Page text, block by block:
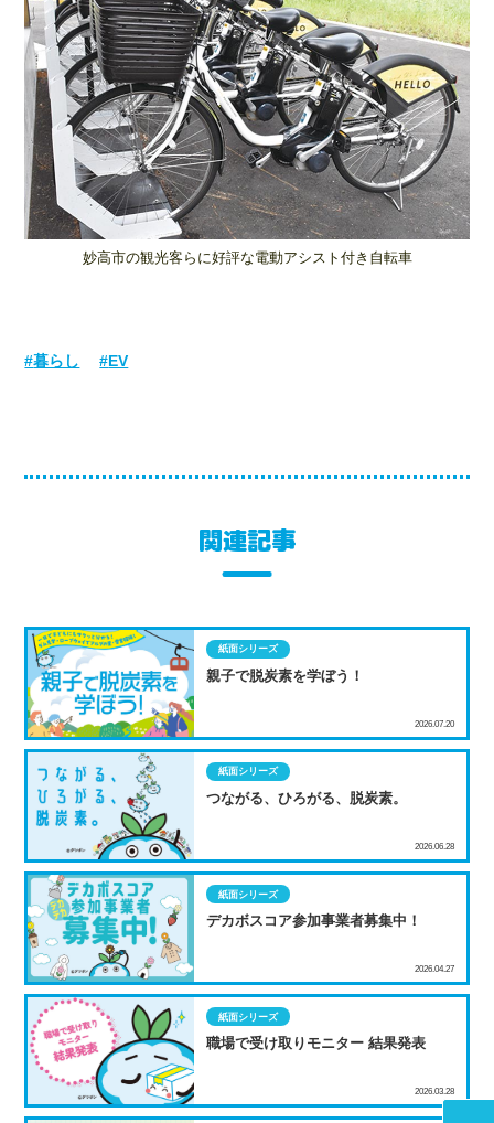
妙高市の観光客らに好評な電動アシスト付き自転車
暮らし EV
関連記事
親子で脱炭素を学ぼう！
紙面シリーズ
2026.07.20
つながる、ひろがる、脱炭素。
紙面シリーズ
2026.06.28
デカボスコア参加事業者募集中！
紙面シリーズ
2026.04.27
職場で受け取りモニター 結果発表
紙面シリーズ
2026.03.28